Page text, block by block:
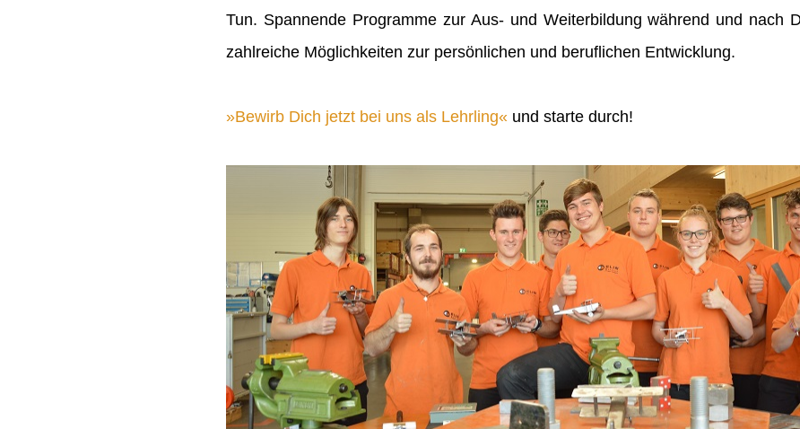
Tun. Spannende Programme zur Aus- und Weiterbildung während und nach
zahlreiche Möglichkeiten zur persönlichen und beruflichen Entwicklung.
Bewirb Dich jetzt bei uns als Lehrling und starte durch!